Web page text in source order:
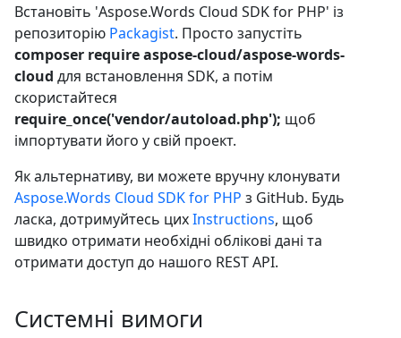
Встановіть 'Aspose.Words Cloud SDK for PHP' із
репозиторію Packagist. Просто запустіть
composer require aspose-cloud/aspose-words-
cloud для встановлення SDK, а потім
скористайтеся
require_once('vendor/autoload.php'); щоб
імпортувати його у свій проект.
Як альтернативу, ви можете вручну клонувати
Aspose.Words Cloud SDK for PHP з GitHub. Будь
ласка, дотримуйтесь цихInstructions, щоб
швидко отримати необхідні облікові дані та
отримати доступ до нашого REST API.
Системні вимоги